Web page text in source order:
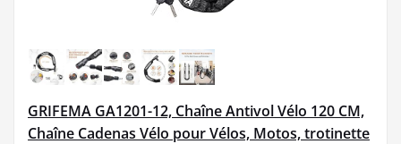
GRIFEMA GA1201-12, Chaîne Antivol Vélo 120 CM,
Chaîne Cadenas Vélo pour Vélos, Motos, trotinette